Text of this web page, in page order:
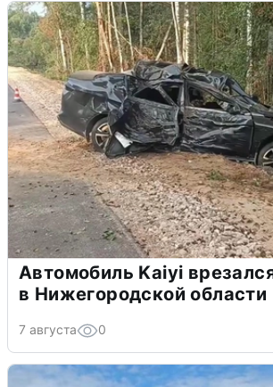
Автомобиль Kaiyi
в Нижегородской области
7 августа 0